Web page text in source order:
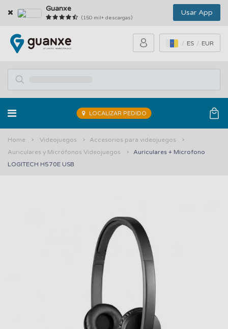
Guanxe
(150 mil+ descargas)
Usar App
ES EUR
LOCALIZAR PEDIDO
Home Videojuegos
Accesorios para videojuegos
Auriculares y Micrófonos Videojuegos
Auriculares + Microfono
LOGITECH H570E USB